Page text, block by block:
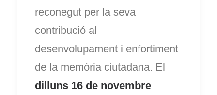
reconegut per la seva
contribució al
desenvolupament i enfortiment
de la memòria ciutadana. El
dilluns 16 de novembre